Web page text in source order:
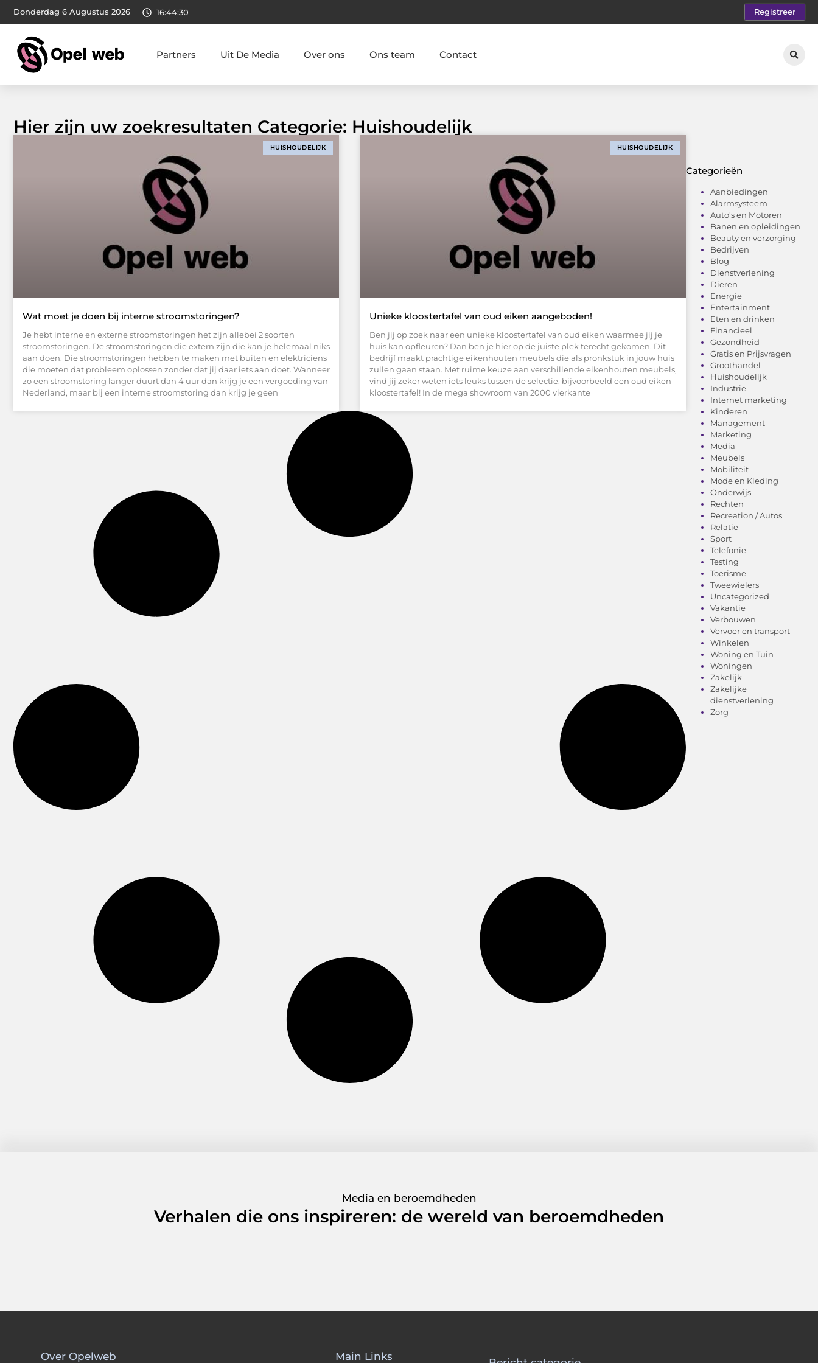
Donderdag 6 Augustus 2026 16:44:31 Registreer
Partners Uit De Media Over ons Ons team Contact
Hier zijn uw zoekresultaten Categorie: Huishoudelijk
HUISHOUDELIJK
Wat moet je doen bij interne stroomstoringen?
Je hebt interne en externe stroomstoringen het zijn allebei 2 soorten
stroomstoringen. De stroomstoringen die extern zijn die kan je helemaal niks
aan doen. Die stroomstoringen hebben te maken met buiten en elektriciens
die moeten dat probleem oplossen zonder dat jij daar iets aan doet. Wanneer
zo een stroomstoring langer duurt dan 4 uur dan krijg je een vergoeding van
Nederland, maar bij een interne stroomstoring dan krijg je geen
HUISHOUDELIJK
Unieke kloostertafel van oud eiken aangeboden!
Ben jij op zoek naar een unieke kloostertafel van oud eiken waarmee jij je
huis kan opfleuren? Dan ben je hier op de juiste plek terecht gekomen. Dit
bedrijf maakt prachtige eikenhouten meubels die als pronkstuk in jouw huis
zullen gaan staan. Met ruime keuze aan verschillende eikenhouten meubels,
vind jij zeker weten iets leuks tussen de selectie, bijvoorbeeld een oud eiken
kloostertafel! In de mega showroom van 2000 vierkante
Categorieën
Aanbiedingen
Alarmsysteem
Auto's en Motoren
Banen en opleidingen
Beauty en verzorging
Bedrijven
Blog
Dienstverlening
Dieren
Energie
Entertainment
Eten en drinken
Financieel
Gezondheid
Gratis en Prijsvragen
Groothandel
Huishoudelijk
Industrie
Internet marketing
Kinderen
Management
Marketing
Media
Meubels
Mobiliteit
Mode en Kleding
Onderwijs
Rechten
Recreation / Autos
Relatie
Sport
Telefonie
Testing
Toerisme
Tweewielers
Uncategorized
Vakantie
Verbouwen
Vervoer en transport
Winkelen
Woning en Tuin
Woningen
Zakelijk
Zakelijke
dienstverlening
Zorg
Media en beroemdheden
Verhalen die ons inspireren: de wereld van beroemdheden
Over Opelweb Main Links